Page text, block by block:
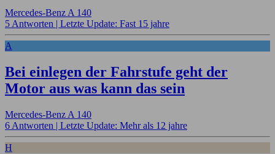
Mercedes-Benz A 140
5 Antworten | Letzte Update: Fast 15 jahre
A
Bei einlegen der Fahrstufe geht der
Motor aus was kann das sein
Mercedes-Benz A 140
6 Antworten | Letzte Update: Mehr als 12 jahre
H